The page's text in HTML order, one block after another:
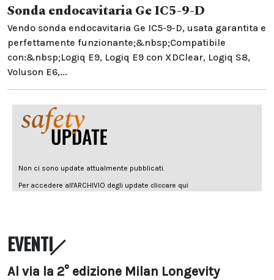
Sonda endocavitaria Ge IC5-9-D
Vendo sonda endocavitaria Ge IC5-9-D, usata garantita e
perfettamente funzionante;&nbsp;Compatibile
con:&nbsp;Logiq E9, Logiq E9 con XDClear, Logiq S8,
Voluson E6,...
EVENTI
Al via la 2° edizione Milan Longevity